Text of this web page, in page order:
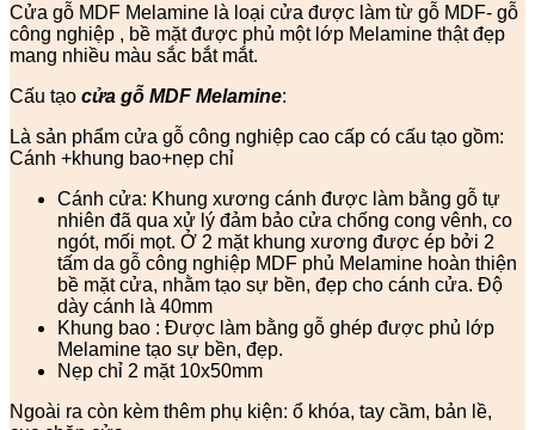
Cửa gỗ MDF Melamine là loại cửa được làm từ gỗ MDF- gỗ
công nghiệp , bề mặt được phủ một lớp Melamine thật đẹp
mang nhiều màu sắc bắt mắt.
Cấu tạo cửa gỗ MDF Melamine:
Là sản phẩm cửa gỗ công nghiệp cao cấp có cấu tạo gồm:
Cánh +khung bao+nẹp chỉ
Cánh cửa: Khung xương cánh được làm bằng gỗ tự
nhiên đã qua xử lý đảm bảo cửa chống cong vênh, co
ngót, mối mọt. Ở 2 mặt khung xương được ép bởi 2
tấm da gỗ công nghiệp MDF phủ Melamine hoàn thiện
bề mặt cửa, nhằm tạo sự bền, đẹp cho cánh cửa. Độ
dày cánh là 40mm
Khung bao : Được làm bằng gỗ ghép được phủ lớp
Melamine tạo sự bền, đẹp.
Nẹp chỉ 2 mặt 10x50mm
Ngoài ra còn kèm thêm phụ kiện: ổ khóa, tay cầm, bản lề,